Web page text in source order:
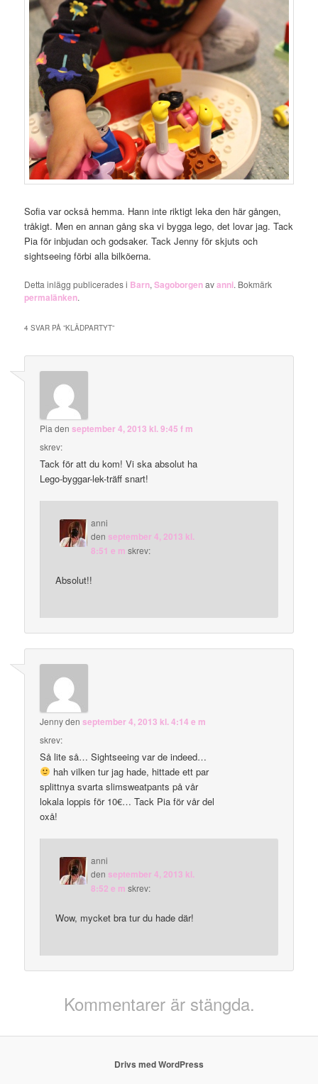
Sofia var också hemma. Hann inte riktigt leka den här gången,
tråkigt. Men en annan gång ska vi bygga lego, det lovar jag. Tack
Pia för inbjudan och godsaker. Tack Jenny för skjuts och
sightseeing förbi alla bilköerna.
Detta inlägg publicerades i Barn,Sagoborgenavanni. Bokmärk
permalänken.
4 SVAR PÅ ”KLÄDPARTYT”
Pia denseptember 4, 2013 kl. 9:45 f m
skrev:
Tack för att du kom! Vi ska absolut ha
Lego-byggar-lek-träff snart!
anni
denseptember 4, 2013 kl.
8:51 e m skrev:
Absolut!!
Jennydenseptember 4, 2013 kl. 4:14 e m
skrev:
Så lite så… Sightseeing var de indeed…
hah vilken tur jag hade, hittade ett par
splittnya svarta slimsweatpants på vår
lokala loppis för 10€… Tack Pia för vår del
oxå!
anni
denseptember 4, 2013 kl.
8:52 e m skrev:
Wow, mycket bra tur du hade där!
Kommentarer är stängda.
Drivs med WordPress